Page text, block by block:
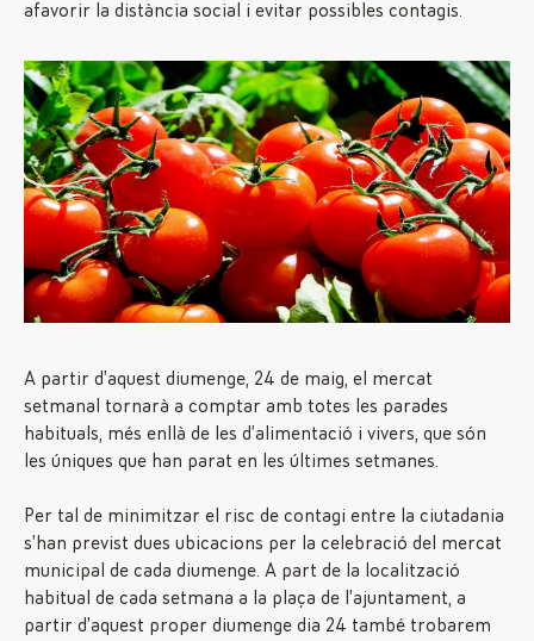
afavorir la distància social i evitar possibles contagis.
A partir d’aquest diumenge, 24 de maig, el mercat
setmanal tornarà a comptar amb totes les parades
habituals, més enllà de les d’alimentació i vivers, que són
les úniques que han parat en les últimes setmanes.
Per tal de minimitzar el risc de contagi entre la ciutadania
s’han previst dues ubicacions per la celebració del mercat
municipal de cada diumenge. A part de la localització
habitual de cada setmana a la plaça de l’ajuntament, a
partir d’aquest proper diumenge dia 24 també trobarem